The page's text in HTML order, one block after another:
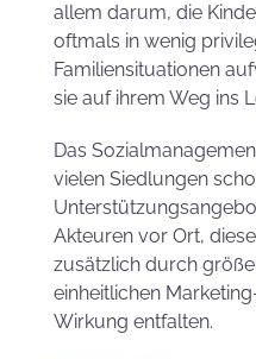
allem darum, die
oftmals in wenig
Familiensituationen
sie auf ihrem Weg ins
Das
vielen Siedlungen
Akteuren vor Ort,
zusätzlich durch
einheitlichen
Wirkung entfalten.